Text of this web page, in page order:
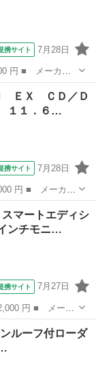
携サイト 7月28日
カスタムＲ
ン ターボ 社外
ＥＸ ＣＤ／Ｄ
１１．６…
携サイト 7月28日
名： ＧＴ－
．６インチモニ
マートエディシ
ンチモニ…
携サイト 7月27日
ード名： Ｓ
チモニター ナ
ルーフ付ローダ